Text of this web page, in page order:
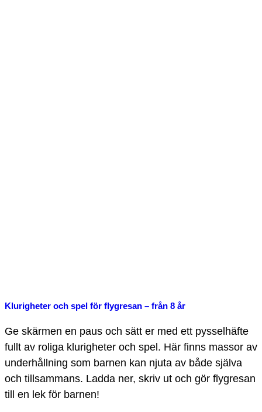
Klurigheter och spel för flygresan – från 8 år
Ge skärmen en paus och sätt er med ett pysselhäfte
fullt av roliga klurigheter och spel. Här finns massor av
underhållning som barnen kan njuta av både själva
och tillsammans. Ladda ner, skriv ut och gör flygresan
till en lek för barnen!